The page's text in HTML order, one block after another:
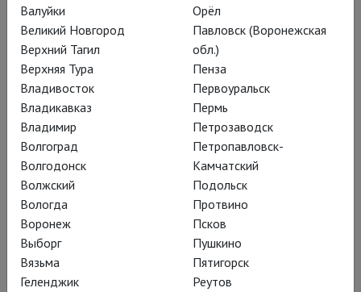
Награды
2006 г. — диплом Международного конкурса Vaganova-Prix
(Санкт-Петербург).
2007-08 гг. — диплом за высокие достижения в учебе от
правительства Санкт-Петербурга.
2014 г. — Приз Тальони в номинации «Лучшая молодая
балерина» (награда учреждена Владимиром Малаховым,
отмечает лучшие творческие достижения европейского
балета).
Постановки
Валуйки
Великий Новгород
Верхний Тагил
Верхняя Тура
Владивосток
Владикавказ
Владимир
Волгоград
Волгодонск
Волжский
Вологда
Воронеж
Выборг
Вязьма
Геленджик
Орёл
Павловск (Воронежская
обл.)
Пенза
Первоуральск
Пермь
Петрозаводск
Петропавловск-
Камчатский
Подольск
Протвино
Псков
Пушкино
Пятигорск
Реутов